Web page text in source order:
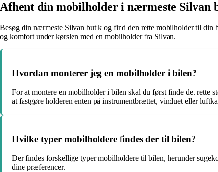
Afhent din mobilholder i nærmeste Silvan
Besøg din nærmeste Silvan butik og find den rette mobilholder til din
og komfort under kørslen med en mobilholder fra Silvan.
Hvordan monterer jeg en mobilholder i bilen?
For at montere en mobilholder i bilen skal du først finde det rette
at fastgøre holderen enten på instrumentbrættet, vinduet eller
Hvilke typer mobilholdere findes der til bilen?
Der findes forskellige typer mobilholdere til bilen, herunder
dine præferencer.